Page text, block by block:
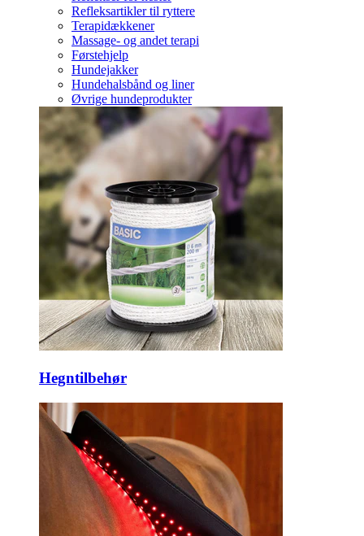
Refleksartikler til ryttere
Terapidækkener
Massage- og andet terapi
Førstehjelp
Hundejakker
Hundehalsbånd og liner
Øvrige hundeprodukter
Hegntilbehør